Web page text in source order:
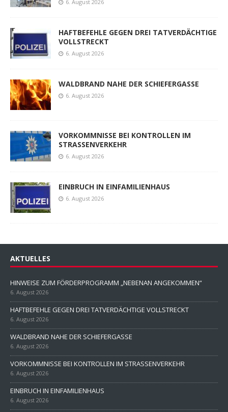
6. August 2026
HAFTBEFEHLE GEGEN DREI TATVERDÄCHTIGE
VOLLSTRECKT
6. August 2026
WALDBRAND NAHE DER SCHIEFERGASSE
6. August 2026
VORKOMMNISSE BEI KONTROLLEN IM
STRASSENVERKEHR
6. August 2026
EINBRUCH IN EINFAMILIENHAUS
6. August 2026
AKTUELLES
HINWEISE ZUM FÖRDERPROGRAMM „NEBENAN ANGEKOMMEN“
6. August 2026
HAFTBEFEHLE GEGEN DREI TATVERDÄCHTIGE VOLLSTRECKT
6. August 2026
WALDBRAND NAHE DER SCHIEFERGASSE
6. August 2026
VORKOMMNISSE BEI KONTROLLEN IM STRASSENVERKEHR
6. August 2026
EINBRUCH IN EINFAMILIENHAUS
6. August 2026